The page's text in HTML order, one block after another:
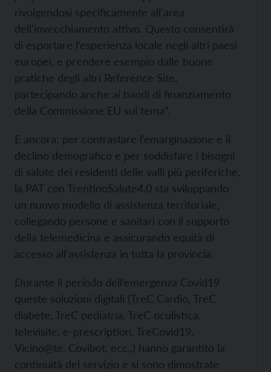
rivolgendosi specificamente all’area
dell’invecchiamento attivo. Questo consentirà
di esportare l’esperienza locale negli altri paesi
europei, e prendere esempio dalle buone
pratiche degli altri Reference Site,
partecipando anche ai bandi di finanziamento
della Commissione EU sul tema”.
E ancora: per contrastare l’emarginazione e il
declino demografico e per soddisfare i bisogni
di salute dei residenti delle valli più periferiche,
la PAT con TrentinoSalute4.0 sta sviluppando
un nuovo modello di assistenza territoriale,
collegando persone e sanitari con il supporto
della telemedicina e assicurando equità di
accesso all’assistenza in tutta la provincia.
Durante il periodo dell’emergenza Covid19
queste soluzioni digitali (TreC Cardio, TreC
diabete, TreC pediatria, TreC oculistica,
televisite, e-prescription, TreCovid19,
Vicino@te, Covibot, ecc..) hanno garantito la
continuità del servizio e si sono dimostrate